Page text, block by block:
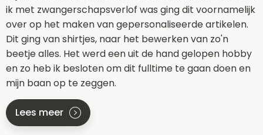
ik met zwangerschapsverlof was ging dit voornamelijk
over op het maken van gepersonaliseerde artikelen.
Dit ging van shirtjes, naar het bewerken van zo'n
beetje alles. Het werd een uit de hand gelopen hobby
en zo heb ik besloten om dit fulltime te gaan doen en
mijn baan op te zeggen.
Lees meer